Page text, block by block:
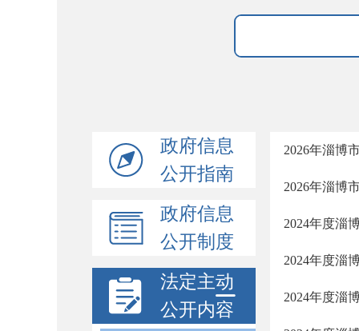
政府信息
公开指南
政府信息
公开制度
法定主动
公开内容
2026年淄博
2026年淄博
2024年度淄
2024年度淄
2024年度淄